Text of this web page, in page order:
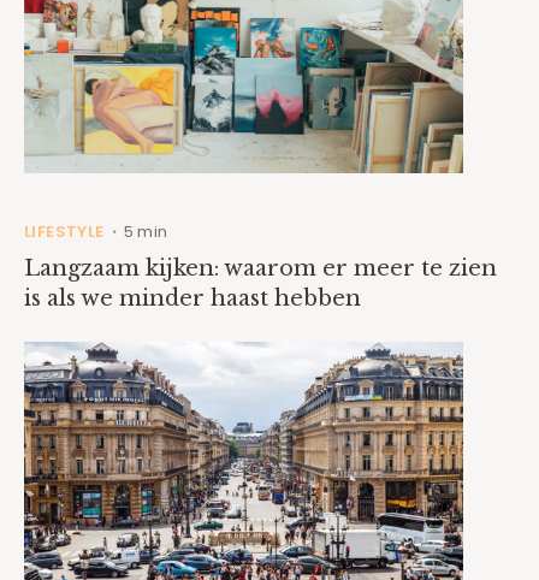
LIFESTYLE • 5 min
Langzaam kijken: waarom er meer te zien
is als we minder haast hebben